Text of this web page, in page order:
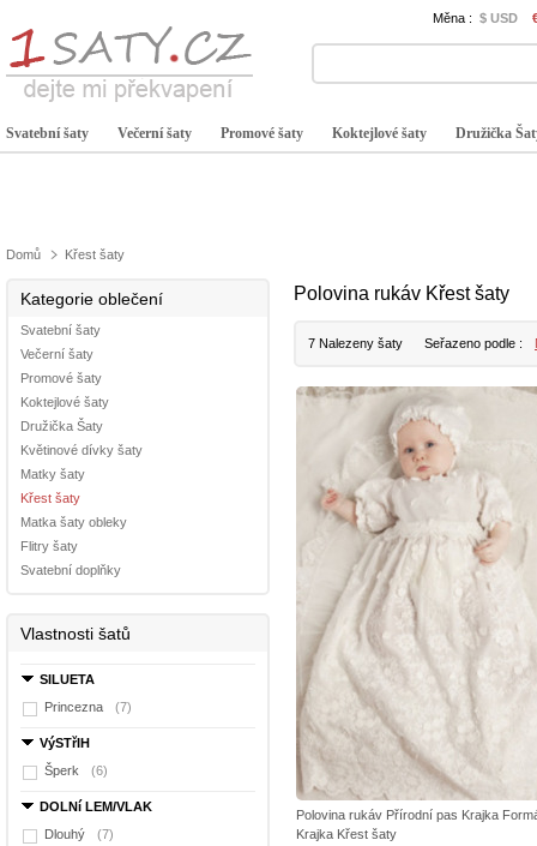
Měna : $ USD
Svatební šaty Večerní šaty Promové šaty Koktejlové šaty Družička
Domů Křest šaty
Kategorie oblečení
Svatební šaty
Večerní šaty
Promové šaty
Koktejlové šaty
Družička Šaty
Květinové dívky šaty
Matky šaty
Křest šaty
Matka šaty obleky
Flitry šaty
Svatební doplňky
Vlastnosti šatů
SILUETA
Princezna
(7)
VýSTřIH
Šperk
(6)
DOLNí LEM/VLAK
Dlouhý
(7)
Polovina rukáv Křest šaty
7 Nalezeny šaty Seřazeno podle :
Polovina rukáv Přírodní pas Krajka
Krajka Křest šaty